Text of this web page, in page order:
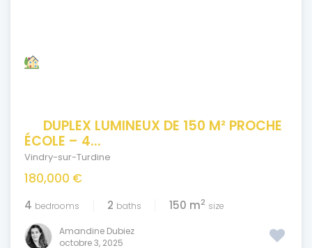
DUPLEX LUMINEUX DE 150 M² PROCHE
ÉCOLE – 4...
Vindry-sur-Turdine
180,000 €
4 bedrooms 2 baths 150 m2 size
Amandine Dubiez
octobre 3, 2025